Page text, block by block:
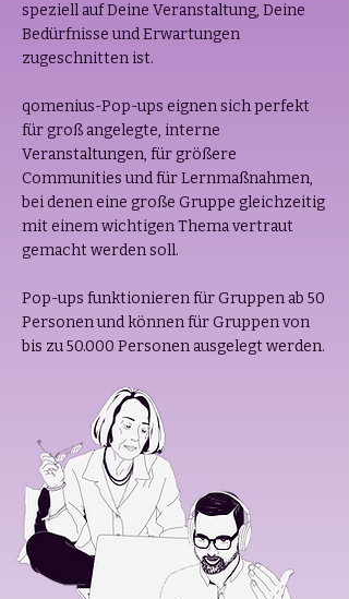
speziell auf Deine Veranstaltung, Deine
Bedürfnisse und Erwartungen
zugeschnitten ist.
qomenius-Pop-ups eignen sich perfekt
für groß angelegte, interne
Veranstaltungen, für größere
Communities und für Lernmaßnahmen,
bei denen eine große Gruppe gleichzeitig
mit einem wichtigen Thema vertraut
gemacht werden soll.
Pop-ups funktionieren für Gruppen ab 50
Personen und können für Gruppen von
bis zu 50.000 Personen ausgelegt werden.